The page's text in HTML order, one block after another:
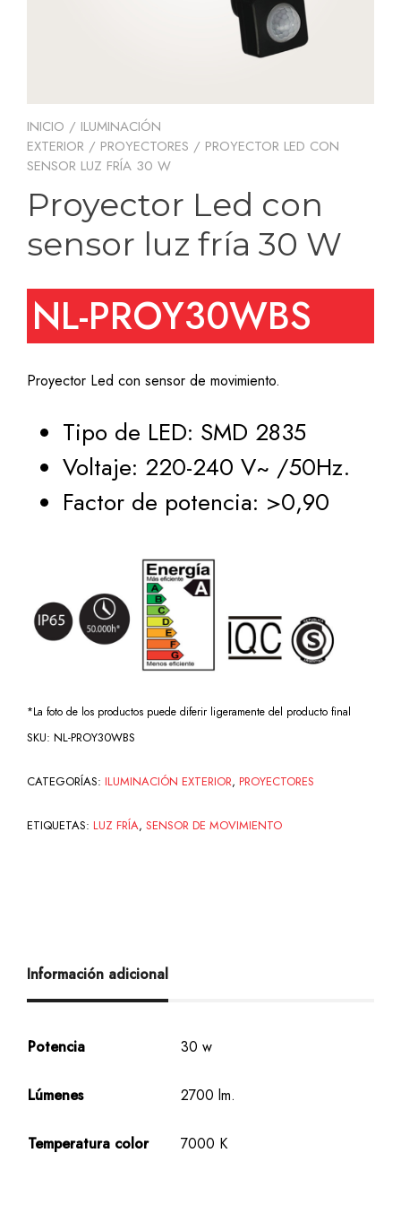
INICIO / ILUMINACIÓN
EXTERIOR / PROYECTORES / PROYECTOR LED CON
SENSOR LUZ FRÍA 30 W
Proyector Led con
sensor luz fría 30 W
NL-PROY30WBS
Proyector Led con sensor de movimiento.
Tipo de LED: SMD 2835
Voltaje: 220-240 V~ /50Hz.
Factor de potencia: >0,90
*La foto de los productos puede diferir ligeramente del producto final
SKU: NL-PROY30WBS
CATEGORÍAS: ILUMINACIÓN EXTERIOR, PROYECTORES
ETIQUETAS: LUZ FRÍA, SENSOR DE MOVIMIENTO
Información adicional
Potencia 30 w
Lúmenes 2700 lm.
Temperatura color 7000 K